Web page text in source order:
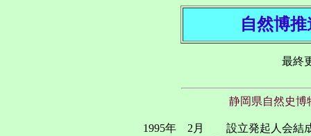
自然博
最終
静岡県自然史博
1995年 2月 設立発起人会結成